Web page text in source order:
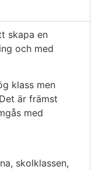
skapa en
och med
klass men
är främst
med
skolklassen,